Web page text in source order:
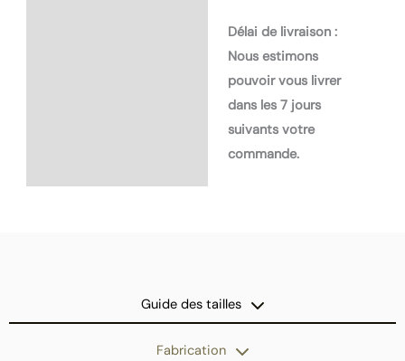
Délai de livraison :
Nous estimons
pouvoir vous livrer
dans les 7 jours
suivants votre
commande.
Guide des tailles
Fabrication